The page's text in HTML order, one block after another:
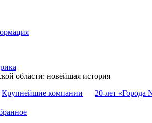
области: новейшая история
Крупнейшие компании 20-лет «Города